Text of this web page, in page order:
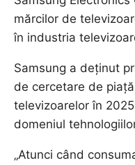
mărcilor de
în industria
Samsung a deținut
de cercetare de
televizoarelor în
domeniul
„Atunci când